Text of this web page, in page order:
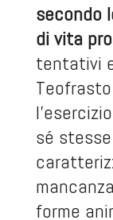
secondo
di vita
tentativi
sé
forme